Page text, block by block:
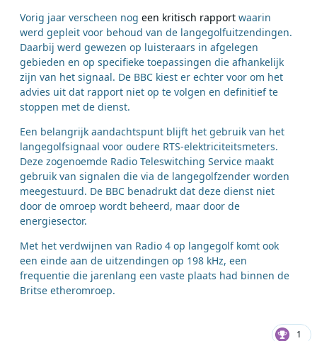
Vorig jaar verscheen nog een kritisch rapport waarin
werd gepleit voor behoud van de langegolfuitzendingen.
Daarbij werd gewezen op luisteraars in afgelegen
gebieden en op specifieke toepassingen die afhankelijk
zijn van het signaal. De BBC kiest er echter voor om het
advies uit dat rapport niet op te volgen en definitief te
stoppen met de dienst.
Een belangrijk aandachtspunt blijft het gebruik van het
langegolfsignaal voor oudere RTS-elektriciteitsmeters.
Deze zogenoemde Radio Teleswitching Service maakt
gebruik van signalen die via de langegolfzender worden
meegestuurd. De BBC benadrukt dat deze dienst niet
door de omroep wordt beheerd, maar door de
energiesector.
Met het verdwijnen van Radio 4 op langegolf komt ook
een einde aan de uitzendingen op 198 kHz, een
frequentie die jarenlang een vaste plaats had binnen de
Britse etheromroep.
1